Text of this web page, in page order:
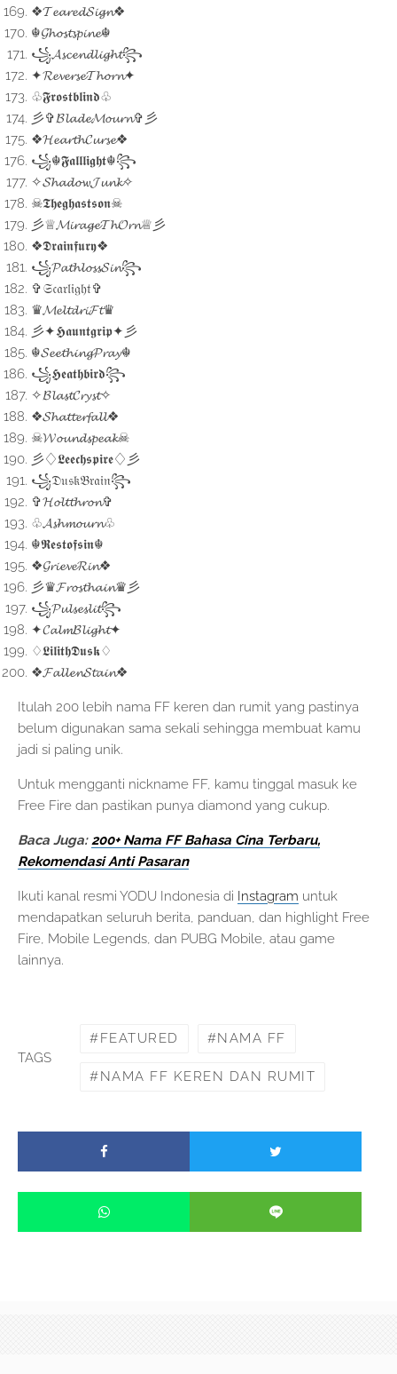
❖𝓣𝓮𝓪𝓻𝓮𝓭𝓢𝓲𝓰𝓷❖
☬𝓖𝓱𝓸𝓼𝓽𝓼𝓹𝓲𝓷𝓮☬
꧁𝓐𝓼𝓬𝓮𝓷𝓭𝓵𝓲𝓰𝓱𝓽꧂
✦𝓡𝓮𝓿𝓮𝓻𝓼𝓮𝓣𝓱𝓸𝓻𝓷✦
♧𝕱𝖗𝖔𝖘𝖙𝖇𝖑𝖎𝖓𝖉♧
彡✞𝓑𝓵𝓪𝓭𝓮𝓜𝓸𝓾𝓻𝓷✞彡
❖𝓗𝓮𝓪𝓻𝓽𝓱𝓒𝓾𝓻𝓼𝓮❖
꧁☬𝕱𝖆𝖑𝖑𝖑𝖎𝖌𝖍𝖙☬꧂
✧𝓢𝓱𝓪𝓭𝓸𝔀𝓙𝓾𝓷𝓴✧
☠︎︎𝕿𝖍𝖊𝖌𝖍𝖆𝖘𝖙𝖘𝖔𝖓☠︎︎
彡♕𝓜𝓲𝓻𝓪𝓰𝓮𝓣𝓱𝓞𝓻𝓷♕彡
❖𝕯𝖗𝖆𝖎𝖓𝖋𝖚𝖗𝖞❖
꧁𝓟𝓪𝓽𝓱𝓵𝓸𝓼𝓼𝓢𝓲𝓷꧂
✞𝔖𝔠𝔞𝔯𝔩𝔦𝔤𝔥𝔱✞
♛𝓜𝓮𝓵𝓽𝓭𝓻𝓲𝓕𝓽♛
彡✦𝕳𝖆𝖚𝖓𝖙𝖌𝖗𝖎𝖕✦彡
☬𝓢𝓮𝓮𝓽𝓱𝓲𝓷𝓰𝓟𝓻𝓪𝔂☬
꧁𝕳𝖊𝖆𝖙𝖍𝖇𝖎𝖗𝖉꧂
✧𝓑𝓵𝓪𝓼𝓽𝓒𝓻𝔂𝓼𝓽✧
❖𝓢𝓱𝓪𝓽𝓽𝓮𝓻𝓯𝓪𝓵𝓵❖
☠︎︎𝓦𝓸𝓾𝓷𝓭𝓼𝓹𝓮𝓪𝓴☠︎︎
彡♢𝕷𝖊𝖊𝖈𝖍𝖘𝖕𝖎𝖗𝖊♢彡
꧁𝔇𝔲𝔰𝔨𝔅𝔯𝔞𝔦𝔫꧂
✞𝓗𝓸𝓵𝓽𝓽𝓱𝓻𝓸𝓷✞
♧𝓐𝓼𝓱𝓶𝓸𝓾𝓻𝓷♧
☬𝕽𝖊𝖘𝖙𝖔𝖋𝖘𝖎𝖓☬
❖𝓖𝓻𝓲𝓮𝓿𝓮𝓡𝓲𝓷❖
彡♛𝓕𝓻𝓸𝓼𝓽𝓱𝓪𝓲𝓷♛彡
꧁𝓟𝓾𝓵𝓼𝓮𝓼𝓵𝓲𝓽꧂
✦𝓒𝓪𝓵𝓶𝓑𝓵𝓲𝓰𝓱𝓽✦
♢𝕷𝖎𝖑𝖎𝖙𝖍𝕯𝖚𝖘𝖐♢
❖𝓕𝓪𝓵𝓵𝓮𝓷𝓢𝓽𝓪𝓲𝓷❖
Itulah 200 lebih nama FF keren dan rumit yang pastinya
belum digunakan sama sekali sehingga membuat kamu
jadi si paling unik.
Untuk mengganti nickname FF, kamu tinggal masuk ke
Free Fire dan pastikan punya diamond yang cukup.
Baca Juga:200+ Nama FF Bahasa Cina Terbaru,
Rekomendasi Anti Pasaran
Ikuti kanal resmi YODU Indonesia di Instagram untuk
mendapatkan seluruh berita, panduan, dan highlight Free
Fire, Mobile Legends, dan PUBG Mobile, atau game
lainnya.
TAGS
FEATURED NAMA FF
NAMA FF KEREN DAN RUMIT